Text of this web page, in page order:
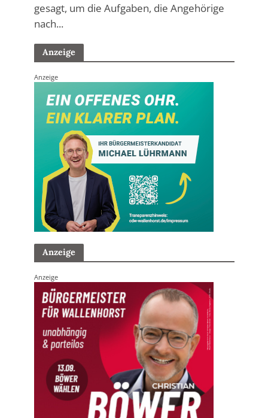
gesagt, um die Aufgaben, die Angehörige
nach...
Anzeige
Anzeige
Anzeige
Anzeige